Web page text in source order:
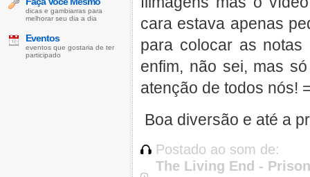
cara estava apenas
para colocar as
enfim, não sei, mas
atenção de todos nós!
Boa diversão e até a
Postado ao som de:
The Living End -
dicas e gambiarras para
melhorar seu dia a dia
Eventos
eventos que gostaria de ter
participado